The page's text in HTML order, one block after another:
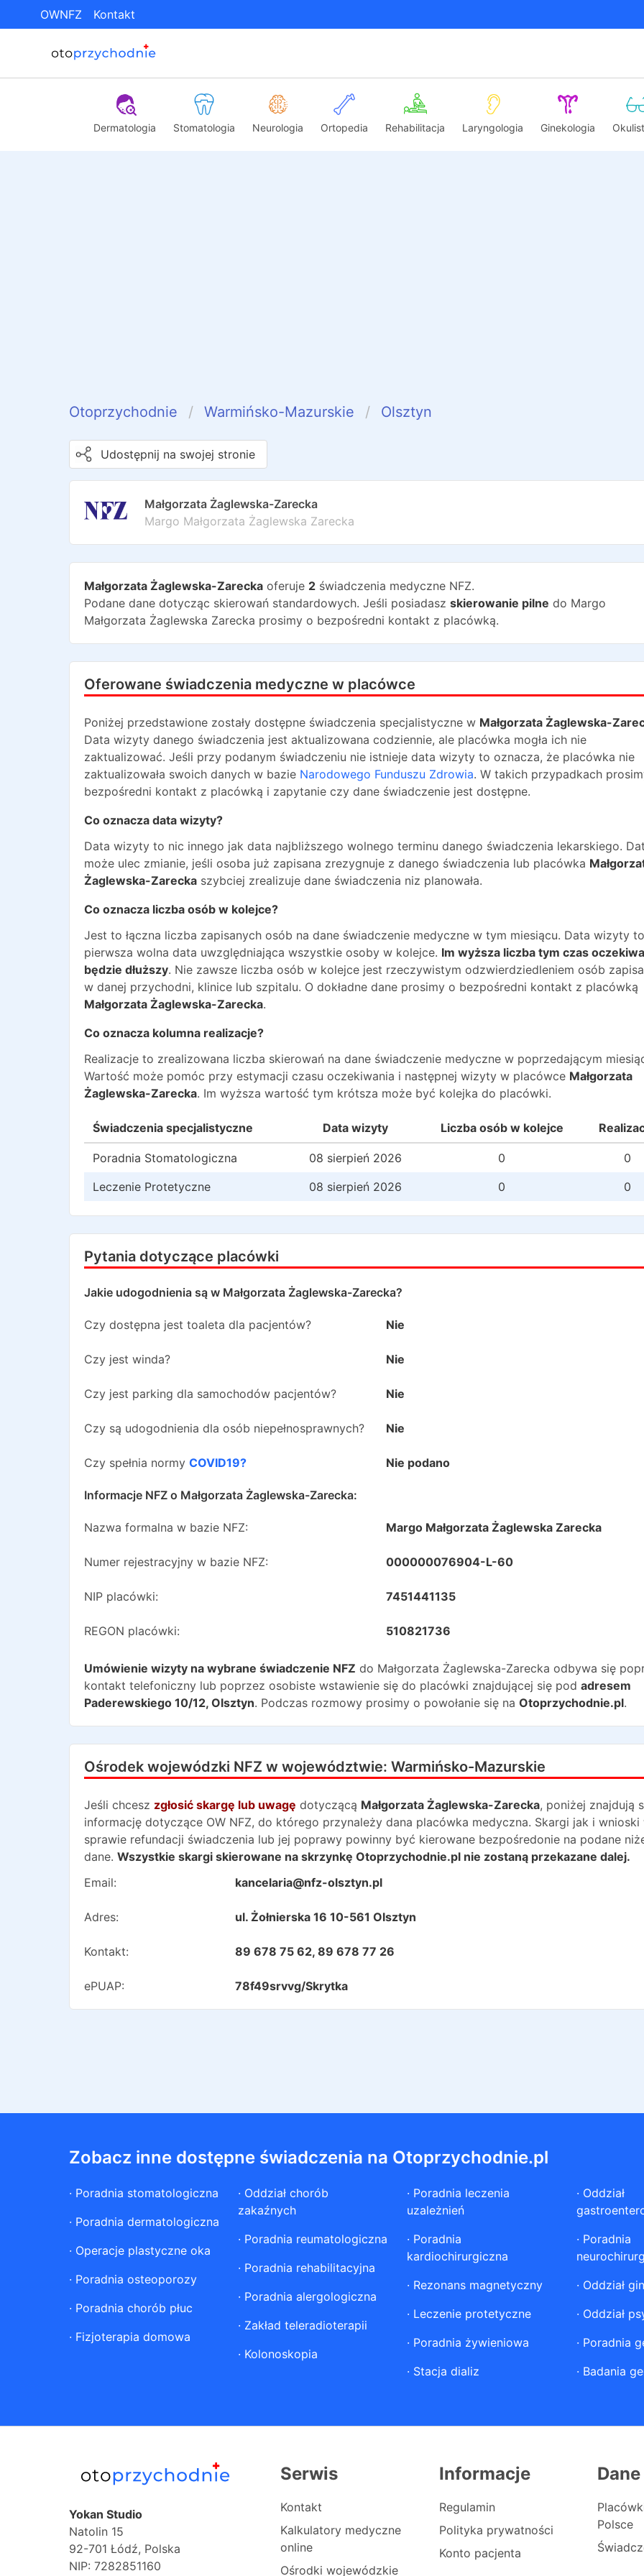
OWNFZ Kontakt
Dermatologia Stomatologia Neurologia Ortopedia Rehabilitacja Laryngologia Ginekologia
Otoprzychodnie Warmińsko-Mazurskie Olsztyn
Udostępnij na swojej stronie
Małgorzata Żaglewska-Zarecka
Margo Małgorzata Żaglewska Zarecka
Małgorzata Żaglewska-Zarecka oferuje 2 świadczenia medyczne NFZ.
Podane dane dotycząc skierowań standardowych. Jeśli posiadasz skierowanie pilne do Margo
Małgorzata Żaglewska Zarecka prosimy o bezpośredni kontakt z placówką.
Oferowane świadczenia medyczne w placówce
Poniżej przedstawione zostały dostępne świadczenia specjalistyczne w Małgorzata Żaglewska-
Data wizyty danego świadczenia jest aktualizowana codziennie, ale placówka mogła ich nie
zaktualizować. Jeśli przy podanym świadczeniu nie istnieje data wizyty to oznacza, że placówka nie
zaktualizowała swoich danych w bazie Narodowego Funduszu Zdrowia. W takich przypadkach
bezpośredni kontakt z placówką i zapytanie czy dane świadczenie jest dostępne.
Co oznacza data wizyty?
Data wizyty to nic innego jak data najbliższego wolnego terminu danego świadczenia lekarskiego.
może ulec zmianie, jeśli osoba już zapisana zrezygnuje z danego świadczenia lub placówka
Żaglewska-Zarecka szybciej zrealizuje dane świadczenia niz planowała.
Co oznacza liczba osób w kolejce?
Jest to łączna liczba zapisanych osób na dane świadczenie medyczne w tym miesiącu. Data wizyty to
pierwsza wolna data uwzględniająca wszystkie osoby w kolejce. Im wyższa liczba tym czas
będzie dłuższy. Nie zawsze liczba osób w kolejce jest rzeczywistym odzwierdziedleniem osób
w danej przychodni, klinice lub szpitalu. O dokładne dane prosimy o bezpośredni kontakt z placówką
Małgorzata Żaglewska-Zarecka.
Co oznacza kolumna realizacje?
Realizacje to zrealizowana liczba skierowań na dane świadczenie medyczne w poprzedającym
Wartość może pomóc przy estymacji czasu oczekiwania i następnej wizyty w placówce Małgorzata
Żaglewska-Zarecka. Im wyższa wartość tym krótsza może być kolejka do placówki.
Świadczenia specjalistyczne Data wizyty Liczba osób w kolejce
Poradnia Stomatologiczna 08 sierpień 2026 0
0
Leczenie Protetyczne
08 sierpień 2026 0 0
Pytania dotyczące placówki
Jakie udogodnienia są w Małgorzata Żaglewska-Zarecka?
Czy dostępna jest toaleta dla pacjentów? Nie
Czy jest winda? Nie
Czy jest parking dla samochodów pacjentów? Nie
Czy są udogodnienia dla osób niepełnosprawnych? Nie
Czy spełnia normy COVID19? Nie podano
Informacje NFZ o Małgorzata Żaglewska-Zarecka:
Nazwa formalna w bazie NFZ: Margo Małgorzata Żaglewska Zarecka
Numer rejestracyjny w bazie NFZ: 000000076904-L-60
NIP placówki: 7451441135
REGON placówki: 510821736
Umówienie wizyty na wybrane świadczenie NFZ do Małgorzata Żaglewska-Zarecka odbywa się
kontakt telefoniczny lub poprzez osobiste wstawienie się do placówki znajdującej się pod adresem
Paderewskiego 10/12, Olsztyn. Podczas rozmowy prosimy o powołanie się na Otoprzychodnie.pl.
Ośrodek wojewódzki NFZ w województwie: Warmińsko-Mazurskie
Jeśli chcesz zgłosić skargę lub uwagę dotyczącą Małgorzata Żaglewska-Zarecka, poniżej znajdują
informację dotyczące OW NFZ, do którego przynależy dana placówka medyczna. Skargi jak i wnioski
sprawie refundacji świadczenia lub jej poprawy powinny być kierowane bezpośredonie na podane
dane. Wszystkie skargi skierowane na skrzynkę Otoprzychodnie.pl nie zostaną przekazane dalej.
Email:
kancelaria@nfz-olsztyn.pl
Adres: ul. Żołnierska 16 10-561 Olsztyn
Kontakt: 89 678 75 62, 89 678 77 26
ePUAP: 78f49srvvg/Skrytka
Zobacz inne dostępne świadczenia na Otoprzychodnie.pl
· Poradnia stomatologiczna
· Poradnia dermatologiczna
· Operacje plastyczne oka
· Poradnia osteoporozy
· Poradnia chorób płuc
· Fizjoterapia domowa
· Oddział chorób
zakaźnych
· Poradnia reumatologiczna
· Poradnia rehabilitacyjna
· Poradnia alergologiczna
· Zakład teleradioterapii
· Kolonoskopia
· Poradnia leczenia
uzależnień
· Poradnia
kardiochirurgiczna
· Rezonans magnetyczny
· Leczenie protetyczne
· Poradnia żywieniowa
· Stacja dializ
· Oddział
· Poradnia
· Oddział
· Oddział
· Poradnia
· Badania
Yokan Studio
Natolin 15
92-701 Łódź, Polska
NIP: 7282851160
Serwis
Kontakt
Kalkulatory medyczne
online
Ośrodki wojewódzkie
Informacje
Regulamin
Polityka prywatności
Konto pacjenta
Dane
Polsce